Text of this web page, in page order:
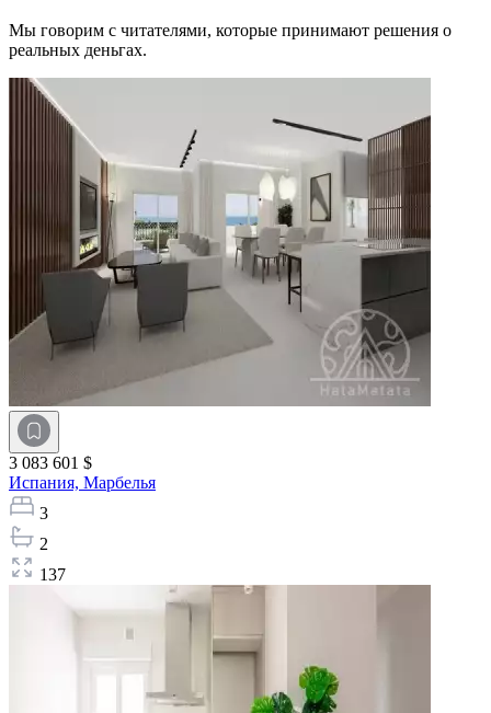
Мы говорим с читателями, которые принимают решения о
реальных деньгах.
3 083 601 $
Испания, Марбелья
3
2
137